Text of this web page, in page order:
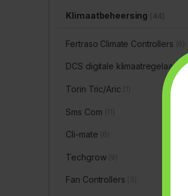
Klimaatbeheersing
Fertraso Climate Controllers
DCS digitale klimaatregelaar (1)
Torin Tric/Aric
Sms Com
Cli-mate
Techgrow
Fan Controllers